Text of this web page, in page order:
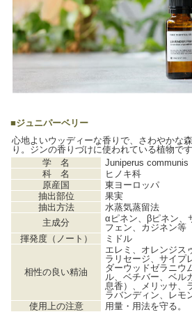
■ジュニパーベリー
心地よいウッディーな香りで、さわやかな
り。ジンの香りづけに使われている植物です
学 名
Juniperus communis
科 名
ヒノキ科
原産国
東ヨーロッパ
抽出部位
果実
抽出方法
水蒸気蒸留法
主成分
αピネン、βピネン、
フェン、カジネン等
揮発度（ノート）
ミドル
相性の良い精油
エレミ、オレンジス
ラリセージ、サイプ
ダーウッドゼラニウ
ル、ベチバー、ベル
息香）、メリッサ、
ラバンディン、レモ
使用上の注意
用量・用法を守る。